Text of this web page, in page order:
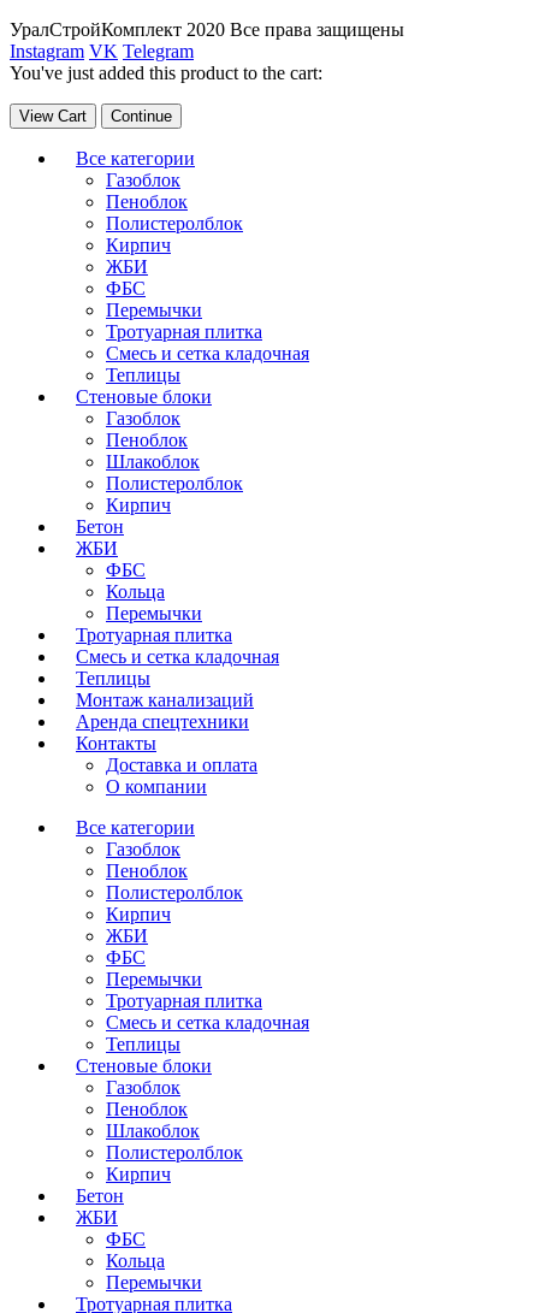
УралСтройКомплект 2020 Все права защищены
Instagram VK Telegram
You've just added this product to the cart:
View Cart Continue
Все категории
Газоблок
Пеноблок
Полистеролблок
Кирпич
ЖБИ
ФБС
Перемычки
Тротуарная плитка
Смесь и сетка кладочная
Теплицы
Стеновые блоки
Газоблок
Пеноблок
Шлакоблок
Полистеролблок
Кирпич
Бетон
ЖБИ
ФБС
Кольца
Перемычки
Тротуарная плитка
Смесь и сетка кладочная
Теплицы
Монтаж канализаций
Аренда спецтехники
Контакты
Доставка и оплата
О компании
Все категории
Газоблок
Пеноблок
Полистеролблок
Кирпич
ЖБИ
ФБС
Перемычки
Тротуарная плитка
Смесь и сетка кладочная
Теплицы
Стеновые блоки
Газоблок
Пеноблок
Шлакоблок
Полистеролблок
Кирпич
Бетон
ЖБИ
ФБС
Кольца
Перемычки
Тротуарная плитка